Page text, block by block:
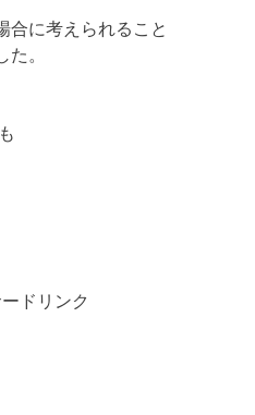
合に考えられること
。
ドリンク